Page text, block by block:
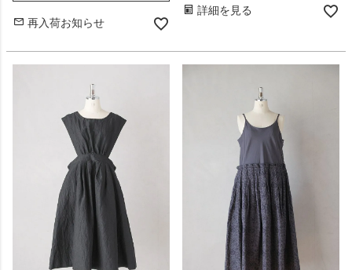
再入荷お知らせ
詳細を見る